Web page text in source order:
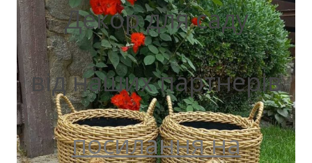
Декор для саду
від наших партнерів
посилання на